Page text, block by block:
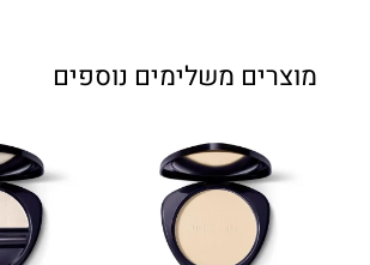
מוצרים משלימים נוספים